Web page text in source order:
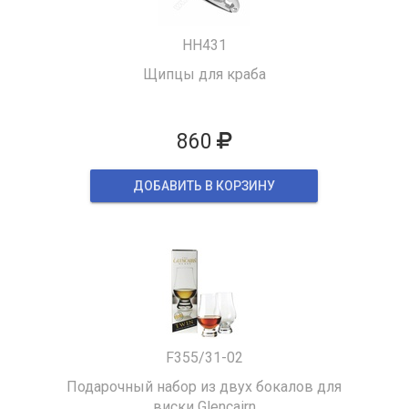
HH431
Щипцы для краба
860
ДОБАВИТЬ В КОРЗИНУ
F355/31-02
Подарочный набор из двух бокалов для